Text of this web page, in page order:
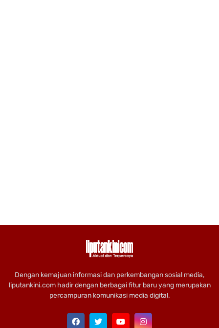
Dengan kemajuan informasi dan perkembangan sosial media,
liputankini.com hadir dengan berbagai fitur baru yang merupakan
percampuran komunikasi media digital.